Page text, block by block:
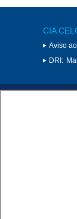
CIA
Aviso
DRI: